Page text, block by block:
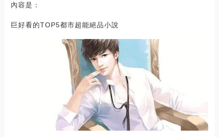
內容是：
巨好看的TOP5都市超能絕品小說